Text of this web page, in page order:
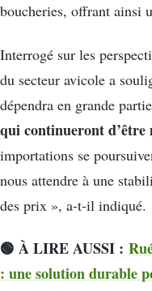
boucheries, offrant ainsi
Interrogé sur les
du secteur avicole a
dépendra en grande
qui continueront d’être
importations se
nous attendre à une
des prix », a-t-il indiqué.
🟢 À LIRE AUSSI :
: une solution durable